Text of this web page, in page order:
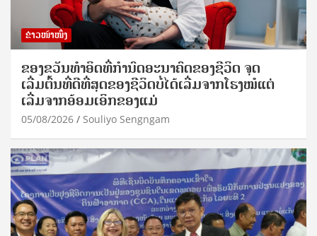
ຂ່າວໜ້າໜຶ່ງ
ຂອງຂວັນທໍາອິດທີ່ກໍານົດອະນາຄົດຂອງຊີວິດ ຈຸດ
ເລີ່ມຕົ້ນທີ່ດີທີ່ສຸດຂອງຊີວິດບໍ່ໄດ້ເລີ່ມຈາກໂຮງໝໍແຕ່
ເລີ່ມຈາກອ້ອມເອິກຂອງແມ່
05/08/2026 Souliyo Sengngam